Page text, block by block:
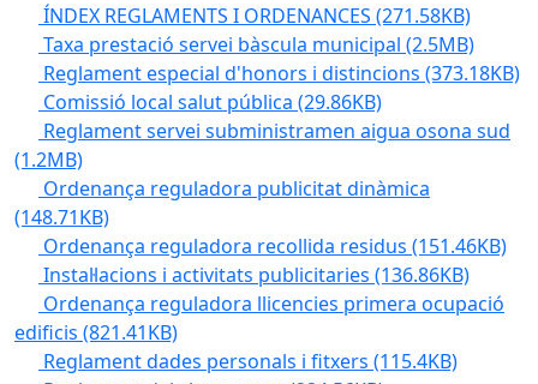
ÍNDEX REGLAMENTS I ORDENANCES (271.58KB)
Taxa prestació servei bàscula municipal (2.5MB)
Reglament especial d'honors i distincions (373.18KB)
Comissió local salut pública (29.86KB)
Reglament servei subministramen aigua osona sud
(1.2MB)
Ordenança reguladora publicitat dinàmica
(148.71KB)
Ordenança reguladora recollida residus (151.46KB)
Instal·lacions i activitats publicitaries (136.86KB)
Ordenança reguladora llicencies primera ocupació
edificis (821.41KB)
Reglament dades personals i fitxers (115.4KB)